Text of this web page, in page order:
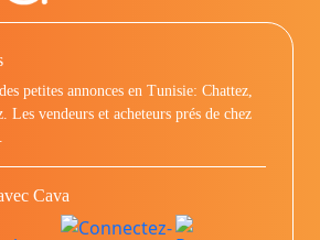
petites annonces en Tunisie: Chattez,
Les vendeurs et acheteurs prés de chez
Cava